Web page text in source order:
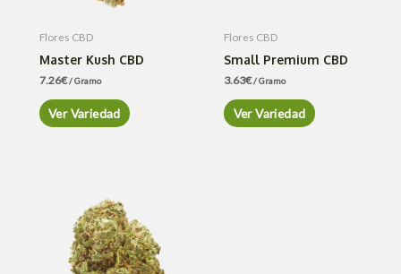
Flores CBD
Master Kush CBD
7.26€/ Gramo
Ver Variedad
Flores CBD
Small Premium CBD
3.63€/ Gramo
Ver Variedad